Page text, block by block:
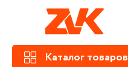
Каталог товаров